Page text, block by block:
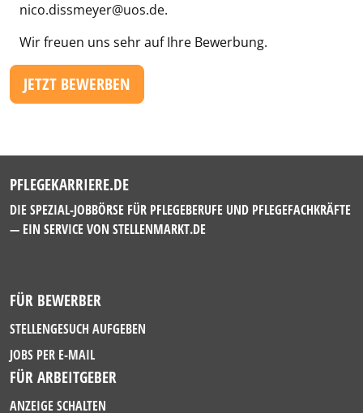
nico.dissmeyer@uos.de.
Wir freuen uns sehr auf Ihre Bewerbung.
JETZT BEWERBEN
PFLEGEKARRIERE.DE
DIE SPEZIAL-JOBBÖRSE FÜR PFLEGEBERUFE UND PFLEGEFACHKRÄFTE
— EIN SERVICE VON STELLENMARKT.DE
FÜR BEWERBER
STELLENGESUCH AUFGEBEN
JOBS PER E-MAIL
FÜR ARBEITGEBER
ANZEIGE SCHALTEN